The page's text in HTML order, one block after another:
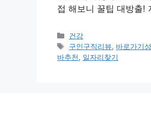
접 해보니 꿀팁 대방출!
카
테
고
건강
태
그
구인구직리뷰, 바로가기
바추천, 일자리찾기